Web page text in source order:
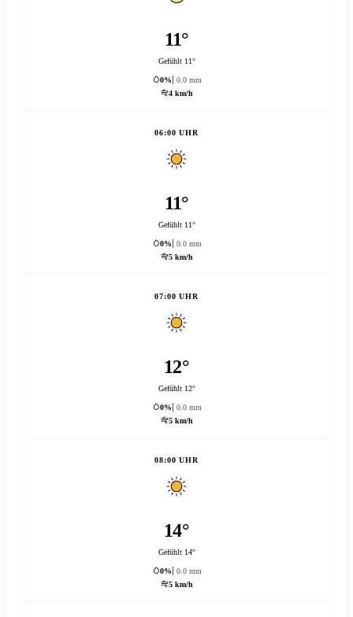
11°
Gefühlt 11°
0%
0.0 mm
4 km/h
06:00 UHR
11°
Gefühlt 11°
0%
0.0 mm
5 km/h
07:00 UHR
12°
Gefühlt 12°
0%
0.0 mm
5 km/h
08:00 UHR
14°
Gefühlt 14°
0%
0.0 mm
5 km/h